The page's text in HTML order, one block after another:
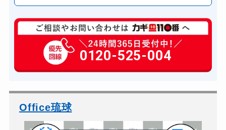
玄関カギ修理 6,600円～(税込)
玄関カギ作成 14,300円～(税込)
玄関カギ交換 14,300円～(税込)
バイクカギ開け
バイクカギ作成 16,500円～(税込)
0120-525-004
Office琉球